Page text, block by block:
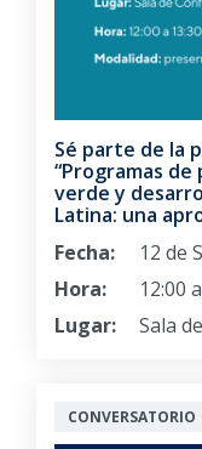
Sé parte de la
“Programas
verde y
Latina: una
Fecha:
12 de
Hora:
12:00
Lugar:
Sala
CONVERSATORIO